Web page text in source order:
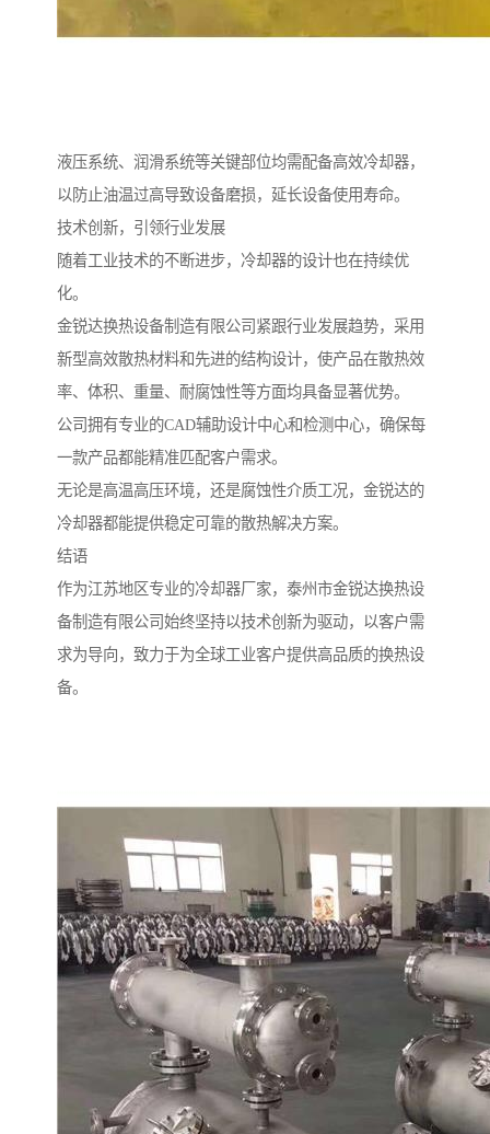
液压系统、润滑系统等关键部位均需配备高效冷却器，
以防止油温过高导致设备磨损，延长设备使用寿命。
技术创新，引领行业发展
随着工业技术的不断进步，冷却器的设计也在持续优
化。
金锐达换热设备制造有限公司紧跟行业发展趋势，采用
新型高效散热材料和先进的结构设计，使产品在散热效
率、体积、重量、耐腐蚀性等方面均具备显著优势。
公司拥有专业的CAD辅助设计中心和检测中心，确保每
一款产品都能精准匹配客户需求。
无论是高温高压环境，还是腐蚀性介质工况，金锐达的
冷却器都能提供稳定可靠的散热解决方案。
结语
作为江苏地区专业的冷却器厂家，泰州市金锐达换热设
备制造有限公司始终坚持以技术创新为驱动，以客户需
求为导向，致力于为全球工业客户提供高品质的换热设
备。